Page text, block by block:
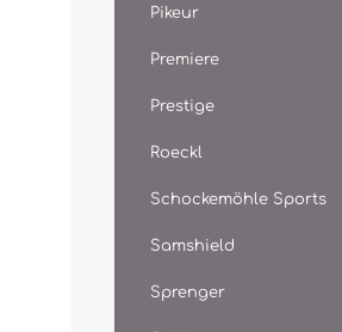
Pikeur
Premiere
Prestige
Roeckl
Schockemöhle Sports
Samshield
Sprenger